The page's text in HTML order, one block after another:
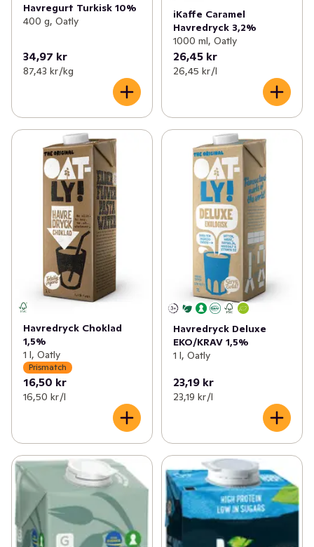
Havregurt Turkisk 10%
400 g, Oatly
34,97 kr
87,43 kr /kg
iKaffe Caramel
Havredryck 3,2%
1000 ml, Oatly
26,45 kr
26,45 kr /l
Havredryck Choklad
1,5%
1 l, Oatly
Prismatch
16,50 kr
16,50 kr /l
Havredryck Deluxe
EKO/KRAV 1,5%
1 l, Oatly
23,19 kr
23,19 kr /l